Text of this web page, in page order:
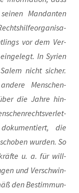
Man­dan­ten
vor dem Ver­
In Syri­en
nicht sicher.
Men­schen­
die Jah­re hin­
die
wur­den. So
u. a. für will­
und Ver­schwin­
den Bestim­mun­